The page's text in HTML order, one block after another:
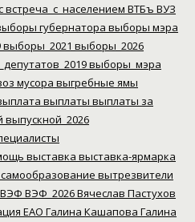
встреча_с_населением ВТБъ ВУЗ
губернатора выборы мэра
выборы_2021 выборы_2026
выборы_мэра
мусора выгребные ямы
выплаты выплаты за
выпускной_2026
выставка выставка-ярмарка
вытрезвители
ВЭФ ВЭФ_2026Вячеслав Пастухов
ЕАО Галина Кашапова Галина